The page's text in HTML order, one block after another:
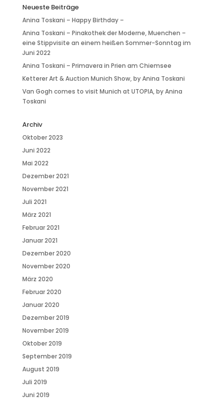
Neueste Beiträge
Anina Toskani – Happy Birthday –
Anina Toskani – Pinakothek der Moderne, Muenchen –
eine Stippvisite an einem heißen Sommer-Sonntag im
Juni 2022
Anina Toskani – Primavera in Prien am Chiemsee
Ketterer Art & Auction Munich Show, by Anina Toskani
Van Gogh comes to visit Munich at UTOPIA, by Anina
Toskani
Archiv
Oktober 2023
Juni 2022
Mai 2022
Dezember 2021
November 2021
Juli 2021
März 2021
Februar 2021
Januar 2021
Dezember 2020
November 2020
März 2020
Februar 2020
Januar 2020
Dezember 2019
November 2019
Oktober 2019
September 2019
August 2019
Juli 2019
Juni 2019